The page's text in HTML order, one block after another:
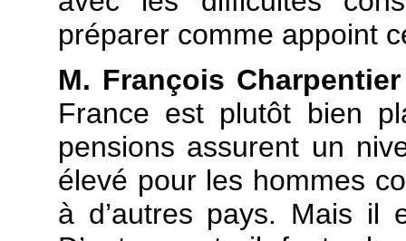
préparer comme appoint
M. François
France est plutôt bien
pensions assurent un
élevé pour les hommes
à d’autres pays. Mais il